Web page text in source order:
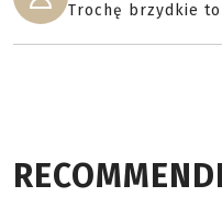
Trochę brzydkie to